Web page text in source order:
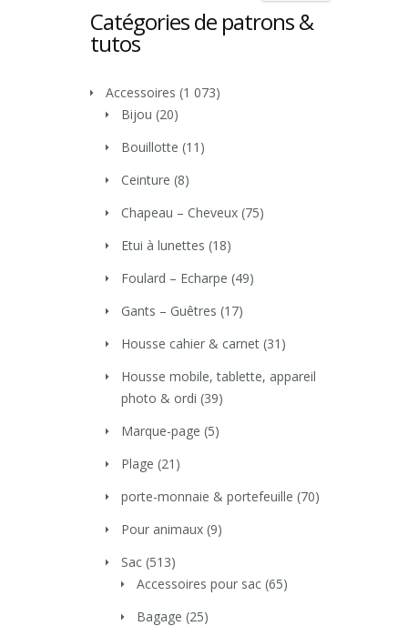
Catégories de patrons &
tutos
Accessoires (1 073)
Bijou (20)
Bouillotte (11)
Ceinture (8)
Chapeau – Cheveux (75)
Etui à lunettes (18)
Foulard – Echarpe (49)
Gants – Guêtres (17)
Housse cahier & carnet (31)
Housse mobile, tablette, appareil
photo & ordi (39)
Marque-page (5)
Plage (21)
porte-monnaie & portefeuille (70)
Pour animaux (9)
Sac (513)
Accessoires pour sac (65)
Bagage (25)